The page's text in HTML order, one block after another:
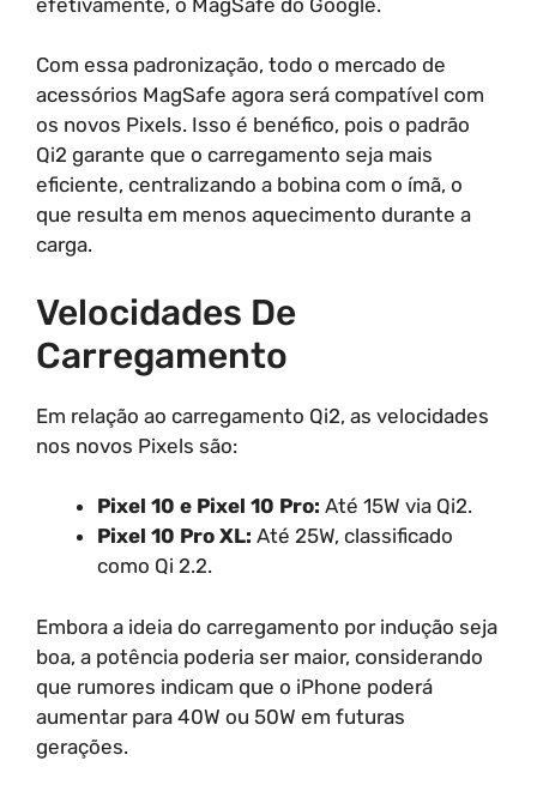
Com essa padronização, todo o mercado de
acessórios MagSafe agora será compatível com
os novos Pixels. Isso é benéfico, pois o padrão
Qi2 garante que o carregamento seja mais
eficiente, centralizando a bobina com o ímã, o
que resulta em menos aquecimento durante a
carga.
Velocidades De
Carregamento
Em relação ao carregamento Qi2, as velocidades
nos novos Pixels são:
Pixel 10 e Pixel 10 Pro: Até 15W via Qi2.
Pixel 10 Pro XL: Até 25W, classificado
como Qi 2.2.
Embora a ideia do carregamento por indução seja
boa, a potência poderia ser maior, considerando
que rumores indicam que o iPhone poderá
aumentar para 40W ou 50W em futuras
gerações.